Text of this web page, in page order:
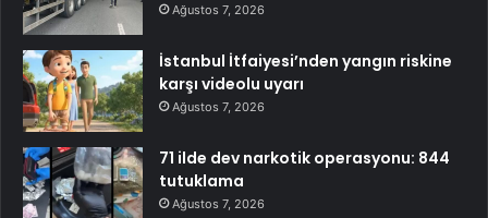
Ağustos 7, 2026
İstanbul İtfaiyesi’nden yangın riskine
karşı videolu uyarı
Ağustos 7, 2026
71 ilde dev narkotik operasyonu: 844
tutuklama
Ağustos 7, 2026